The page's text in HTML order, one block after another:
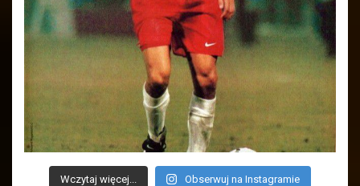
Wczytaj więcej... Obserwuj na Instagramie